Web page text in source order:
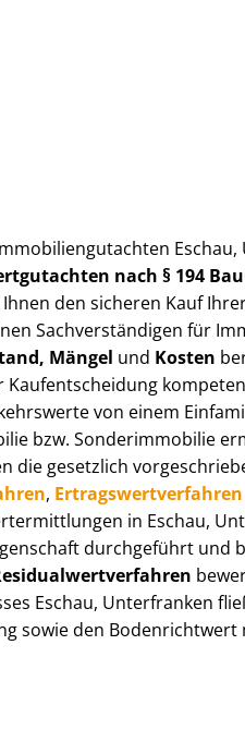
nach § 194
den sicheren Kauf
Sach­ver­stän­di­gen für
Mängel und Kosten
Kauf­ent­schei­dung
von einem
bzw. Sonderimmobilie
die gesetzlich
, Er­trags­wert­ver­fah­ren
in Eschau,
durchgeführt und
Eschau, Unterfranken
sowie den Bodenrichtwert